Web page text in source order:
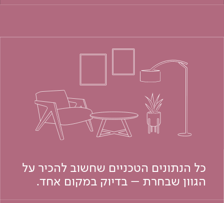
כל הנתונים הטכניים שחשוב להכיר על
הגוון שבחרת – בדיוק במקום אחד.